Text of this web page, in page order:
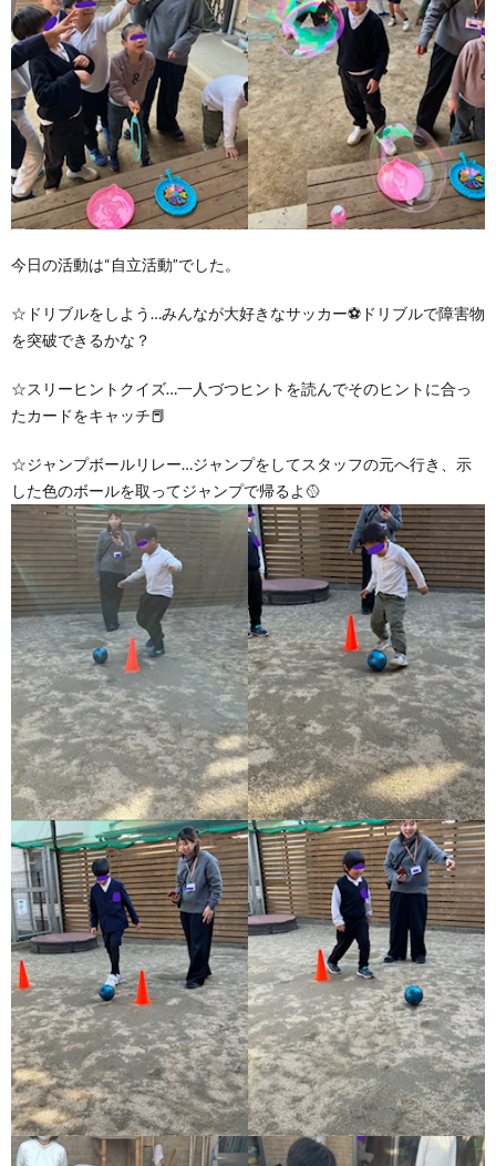
今日の活動は“自立活動”でした。
☆ドリブルをしよう…みんなが大好きなサッカー⚽ドリブルで障害物
を突破できるかな？
☆スリーヒントクイズ…一人づつヒントを読んでそのヒントに合っ
たカードをキャッチ📕
☆ジャンプボールリレー…ジャンプをしてスタッフの元へ行き、示
した色のボールを取ってジャンプで帰るよ🥎